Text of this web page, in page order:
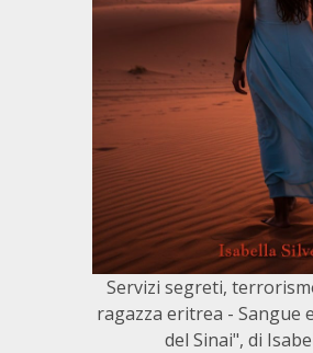
Servizi segreti,
ragazza eritrea - Sangue
del Sinai", di